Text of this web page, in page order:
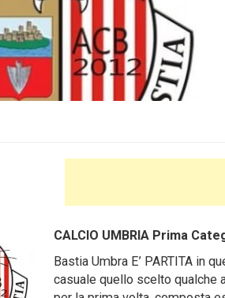
CALCIO UMBRIA Prima
Bastia Umbra E’ PARTITA in
casuale quello scelto qualche